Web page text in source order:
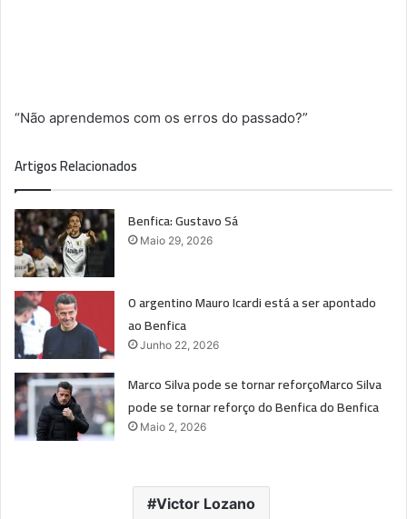
“Não aprendemos com os erros do passado?”
Artigos Relacionados
Benfica: Gustavo Sá
Maio 29, 2026
O argentino Mauro Icardi está a ser apontado
ao Benfica
Junho 22, 2026
Marco Silva pode se tornar reforçoMarco Silva
pode se tornar reforço do Benfica do Benfica
Maio 2, 2026
Victor Lozano